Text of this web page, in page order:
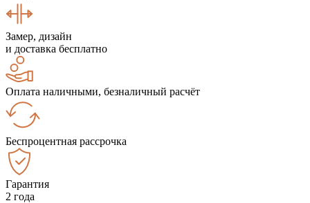
Замер, дизайн
и доставка бесплатно
Оплата наличными, безналичный расчёт
Беспроцентная рассрочка
Гарантия
2 года